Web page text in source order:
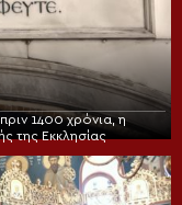
1400 χρόνια, η
της Εκκλησίας